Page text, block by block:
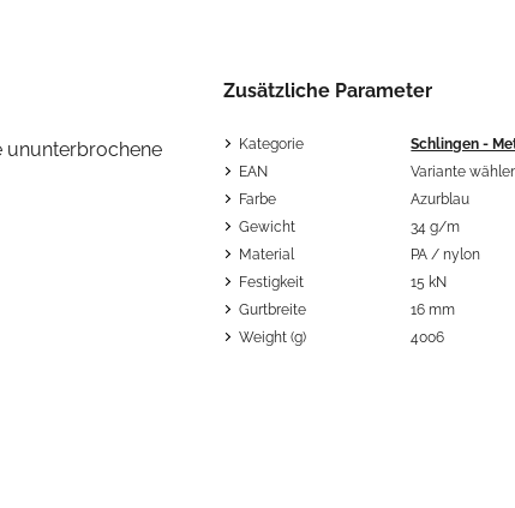
ununterbrochene
Zusätzliche Parameter
Kategorie
Schlingen -
EAN
Variante
Farbe
Azurblau
Gewicht
34 g/m
Material
PA / nylon
Festigkeit
15 kN
Gurtbreite
16 mm
Weight (g)
4006